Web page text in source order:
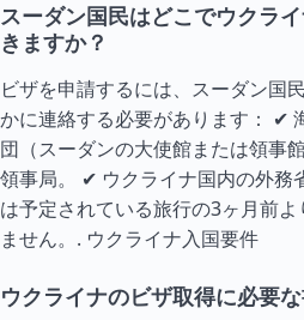
スーダン国民はどこでウクラ
きますか？
ビザを申請するには、スーダン国
かに連絡する必要があります： ✔
団（スーダンの大使館または領事
領事局。 ✔ ウクライナ国内の外務
は予定されている旅行の3ヶ月前
ません。. ウクライナ入国要件
ウクライナのビザ取得に必要